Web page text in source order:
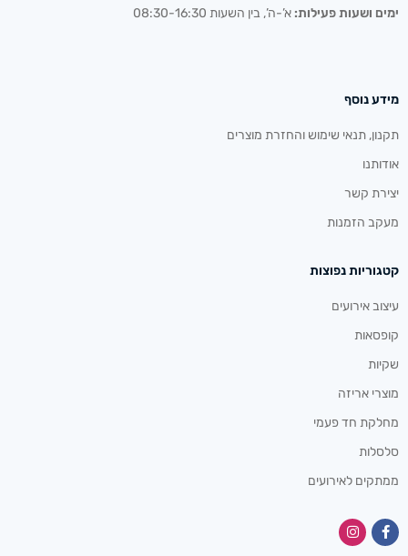
ימים ושעות פעילות: א’-ה’, בין השעות 08:30-16:30
מידע נוסף
תקנון, תנאי שימוש והחזרת מוצרים
אודותנו
יצירת קשר
מעקב הזמנות
קטגוריות נפוצות
עיצוב אירועים
קופסאות
שקיות
מוצרי אריזה
מחלקת חד פעמי
סלסלות
ממתקים לאירועים